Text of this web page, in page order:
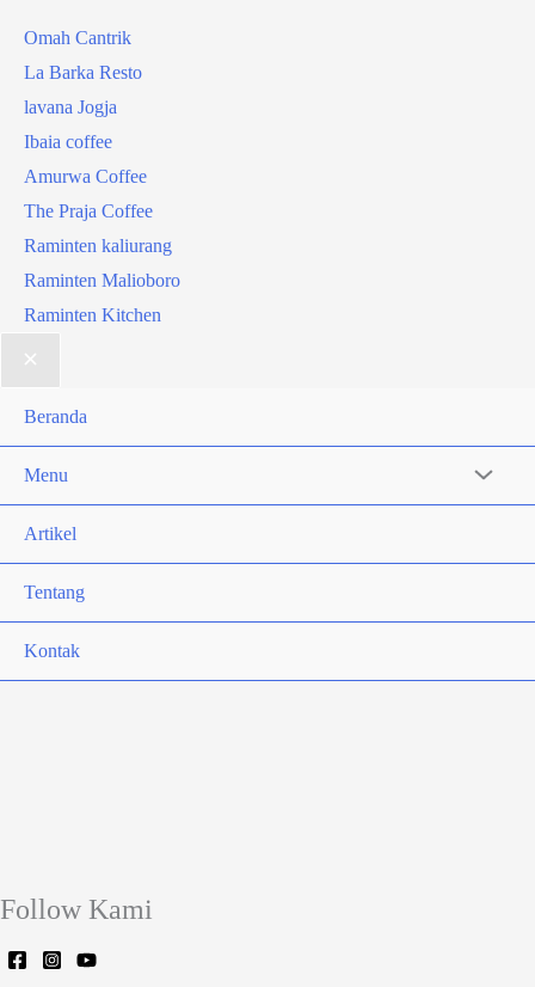
Omah Cantrik
La Barka Resto
lavana Jogja
Ibaia coffee
Amurwa Coffee
The Praja Coffee
Raminten kaliurang
Raminten Malioboro
Raminten Kitchen
Beranda
Menu
Artikel
Tentang
Kontak
Follow Kami